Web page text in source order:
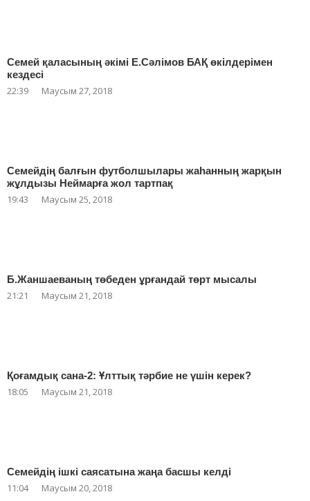
Семей қаласының әкімі Е.Сәлімов БАҚ өкілдерімен
кездесі
22:39 Маусым 27, 2018
Семейдің балғын футболшылары жаһанның жарқын
жұлдызы Неймарға жол тартпақ
19:43 Маусым 25, 2018
Б.Жаншаеваның төбеден ұрғандай төрт мысалы
21:21 Маусым 21, 2018
Қоғамдық сана-2: Ұлттық тәрбие не үшін керек?
18:05 Маусым 21, 2018
Семейдің ішкі саясатына жаңа басшы келді
11:04 Маусым 20, 2018